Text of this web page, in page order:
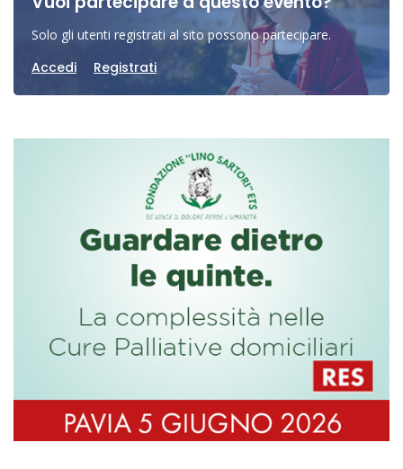
Solo gli utenti registrati al sito possono partecipare.
Accedi Registrati